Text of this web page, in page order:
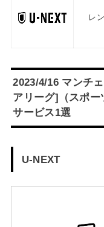
レ
2023/4/16 マンチ
アリーグ]（スポ
サービス1選
U-NEXT